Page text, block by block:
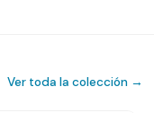
Ver toda la colección →